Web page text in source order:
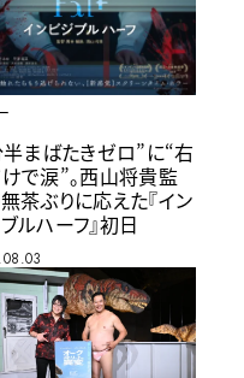
まばたきゼロ”に“右
で涙”。西山将貴監
茶ぶりに応えた『イン
ルハーフ』初日